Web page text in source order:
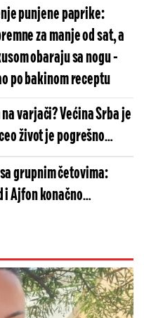
punjene paprike:
za manje od sat, a
obaraju sa nogu -
po bakinom receptu
varjači? Većina Srba je
život je pogrešno
grupnim četovima:
i Ajfon konačno